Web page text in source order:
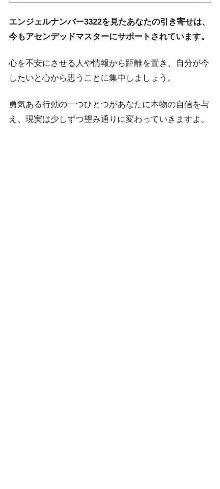
エンジェルナンバー3322を見たあなたの引き寄せは、
今もアセンデッドマスターにサポートされています。
心を不安にさせる人や情報から距離を置き、自分が今
したいと心から思うことに集中しましょう。
勇気ある行動の一つひとつがあなたに本物の自信を与
え、現実は少しずつ望み通りに変わっていきますよ。